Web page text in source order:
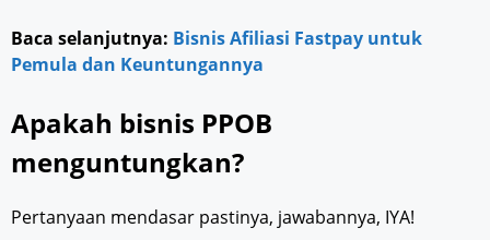
Baca selanjutnya: Bisnis Afiliasi Fastpay untuk
Pemula dan Keuntungannya
Apakah bisnis PPOB
menguntungkan?
Pertanyaan mendasar pastinya, jawabannya, IYA!